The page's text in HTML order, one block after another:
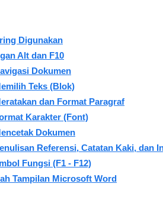
Digunakan
Alt dan F10
Dokumen
Teks (Blok)
dan Format Paragraf
Karakter (Font)
Dokumen
Referensi, Catatan Kaki, dan
Fungsi (F1 - F12)
Tampilan Microsoft Word